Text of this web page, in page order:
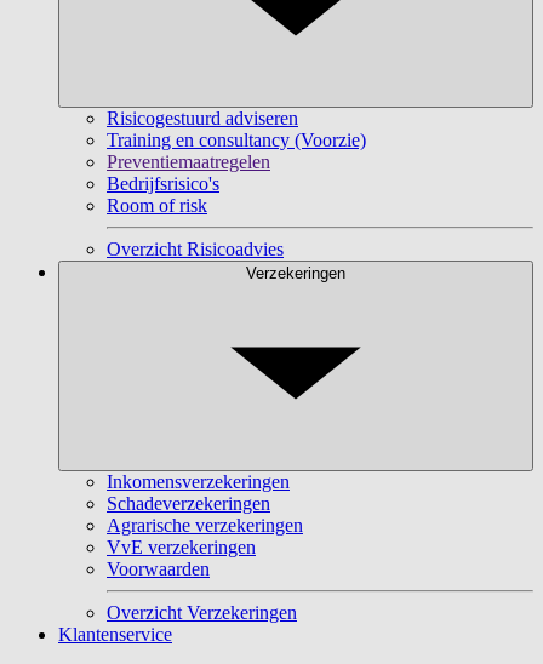
Risicogestuurd adviseren
Training en consultancy (Voorzie)
Preventiemaatregelen
Bedrijfsrisico's
Room of risk
Overzicht Risicoadvies
Verzekeringen
Inkomensverzekeringen
Schadeverzekeringen
Agrarische verzekeringen
VvE verzekeringen
Voorwaarden
Overzicht Verzekeringen
Klantenservice